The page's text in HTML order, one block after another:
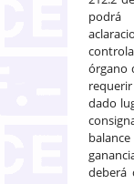
podrá
órgano
dado
deberá